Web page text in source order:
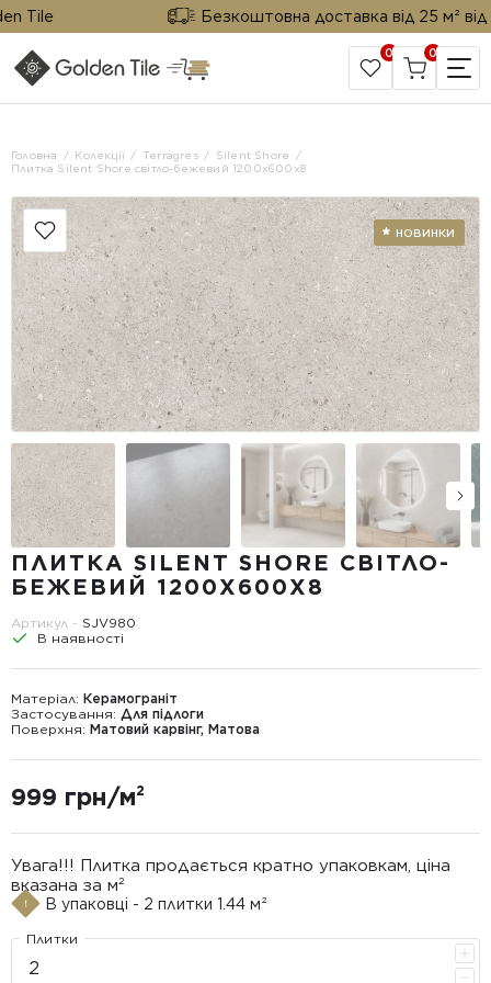
Безкоштовна доставка від 25 м² від
САЙТ КОМПАНІЇ
0 0
Головна Колекції Terragres
Silent Shore
Плитка Silent Shore світло-бежевий 1200х600х8
ПЛИТКА SILENT SHORE СВІТЛО-
БЕЖЕВИЙ 1200Х600Х8
Артикул - SJV980
В наявності
Матеріал: Керамограніт
Застосування: Для підлоги
Поверхня: Матовий карвінг, Матова
999 грн/м²
Увага!!! Плитка продається кратно упаковкам, ціна
вказана за м²
В упаковці - 2 плитки 1.44 м²
Плитки